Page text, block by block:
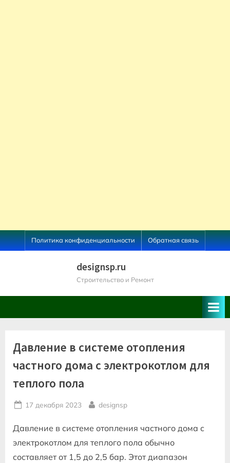
Skip
to
Политика конфиденциальности Обратная связь
designsp.ru
Строительство и Ремонт
Давление в системе отопления
частного дома с электрокотлом для
теплого пола
Posted
17 декабря 2023 By
designsp
Давление в системе отопления частного дома с
электрокотлом для теплого пола обычно
составляет от 1,5 до 2,5 бар. Этот диапазон